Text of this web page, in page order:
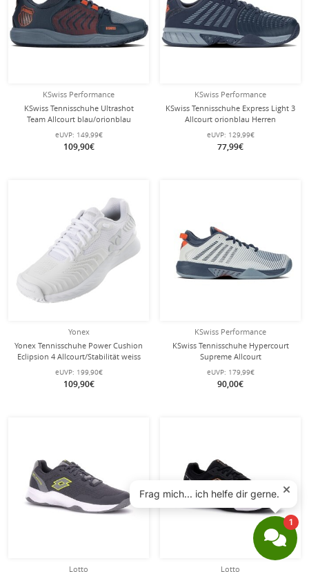
KSwiss Performance
KSwiss Tennisschuhe Ultrashot
Team Allcourt blau/orionblau
Herren
eUVP: 149,99€
109,90€
KSwiss Performance
KSwiss Tennisschuhe Express Light 3
Allcourt orionblau Herren
eUVP: 129,99€
77,99€
Yonex
Yonex Tennisschuhe Power Cushion
Eclipsion 4 Allcourt/Stabilität weiss
Damen
eUVP: 199,90€
109,90€
KSwiss Performance
KSwiss Tennisschuhe Hypercourt
Supreme Allcourt
hellblau/orionblau Herren
eUVP: 179,99€
90,00€
Lotto Lotto